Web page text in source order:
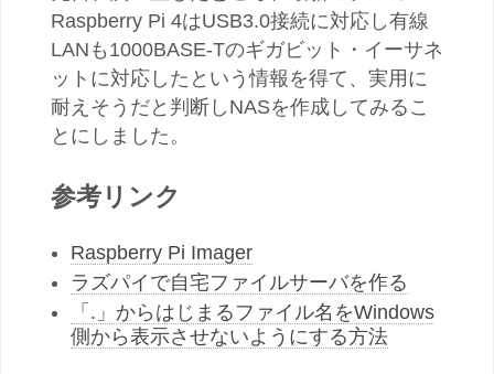
Raspberry Pi 4はUSB3.0接続に対応し有線
LANも1000BASE-Tのギガビット・イーサネ
ットに対応したという情報を得て、実用に
耐えそうだと判断しNASを作成してみるこ
とにしました。
参考リンク
Raspberry Pi Imager
ラズパイで自宅ファイルサーバを作る
「.」からはじまるファイル名をWindows
側から表示させないようにする方法